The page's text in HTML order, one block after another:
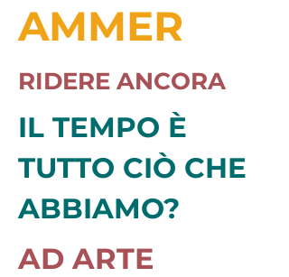
AMMER
RIDERE ANCORA
IL TEMPO È
TUTTO CIÒ CHE
ABBIAMO?
AD ARTE